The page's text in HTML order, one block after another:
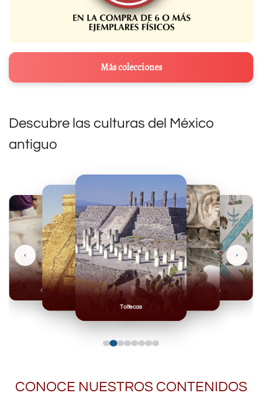
Más colecciones
Descubre las culturas del México
antiguo
Toltecas
Mexicas
Olmecas
‹ ›
CONOCE NUESTROS CONTENIDOS